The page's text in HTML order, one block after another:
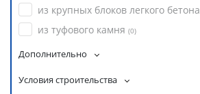
из крупных блоков легкого бетона
из туфового камня (0)
Дополнительно
Условия строительства